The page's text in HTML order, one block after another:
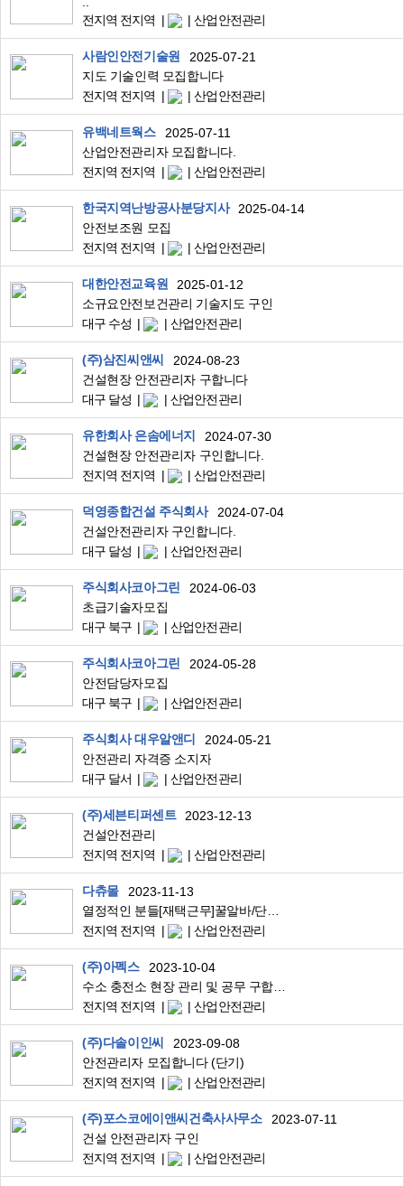
전지역 전지역
산업안전관리
사람인안전기술원
2025-07-21
지도 기술인력 모집합니다
전지역 전지역
산업안전관리
유백네트웍스
2025-07-11
산업안전관리자 모집합니다.
전지역 전지역
산업안전관리
한국지역난방공사분당지사
2025-04-14
안전보조원 모집
전지역 전지역
산업안전관리
대한안전교육원
2025-01-12
소규요안전보건관리 기술지도 구인
대구 수성
산업안전관리
(주)삼진씨앤씨
2024-08-23
건설현장 안전관리자 구합니다
대구 달성
산업안전관리
유한회사 은솜에너지
2024-07-30
건설현장 안전관리자 구인합니다.
전지역 전지역
산업안전관리
덕영종합건설 주식회사
2024-07-04
건설안전관리자 구인합니다.
대구 달성
산업안전관리
주식회사코아그린
2024-06-03
초급기술자모집
대구 북구
산업안전관리
주식회사코아그린
2024-05-28
안전담당자모집
대구 북구
산업안전관리
주식회사 대우알앤디
2024-05-21
안전관리 자격증 소지자
대구 달서
산업안전관리
(주)세븐티퍼센트
2023-12-13
건설안전관리
전지역 전지역
산업안전관리
다츄몰
2023-11-13
열정적인 분들[재택근무]꿀알바/단순/상품주문서관리/초보/육아맘/직장인/부업/투잡
전지역 전지역
산업안전관리
(주)아펙스
2023-10-04
전지역 전지역
산업안전관리
(주)다솔이인씨
2023-09-08
안전관리자 모집합니다 (단기)
전지역 전지역
산업안전관리
(주)포스코에이앤씨건축사사무소
2023-07-11
건설 안전관리자 구인
전지역 전지역
산업안전관리